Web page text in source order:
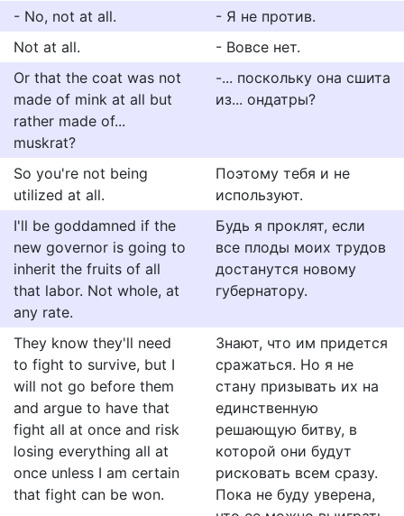
- No, not at all.
- Я не против.
Not at all.
- Вовсе нет.
Or that the coat was not
made of mink at all but
rather made of...
muskrat?
-... поскольку она сшита
из... ондатры?
So you're not being
utilized at all.
Поэтому тебя и не
используют.
I'll be goddamned if the
new governor is going to
inherit the fruits of all
that labor. Not whole, at
any rate.
Будь я проклят, если
все плоды моих трудов
достанутся новому
губернатору.
They know they'll need
to fight to survive, but I
will not go before them
and argue to have that
fight all at once and risk
losing everything all at
once unless I am certain
that fight can be won.
Знают, что им придется
сражаться. Но я не
стану призывать их на
единственную
решающую битву, в
которой они будут
рисковать всем сразу.
Пока не буду уверена,